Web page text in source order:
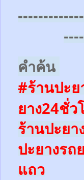
คำค้น
#ร้านปะย
ยาง24ชั่ว
ร้านปะยา
ปะยางรถ
แถว